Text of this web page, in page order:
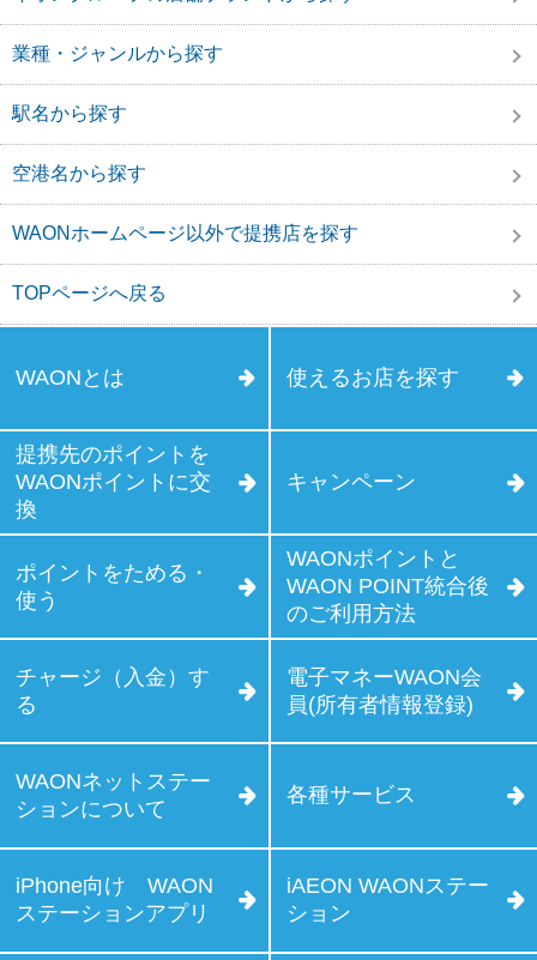
業種・ジャンルから探す
駅名から探す
空港名から探す
WAONホームページ以外で提携店を探す
TOPページへ戻る